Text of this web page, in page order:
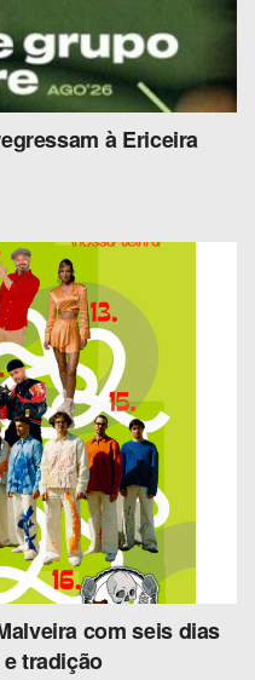
à Ericeira
com seis dias
tradição